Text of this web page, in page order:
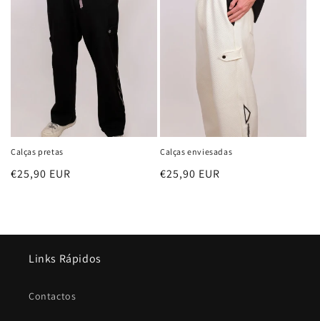
Calças pretas
Preço
€25,90 EUR
Calças enviesadas
Preço
€25,90 EUR
Links Rápidos
Contactos